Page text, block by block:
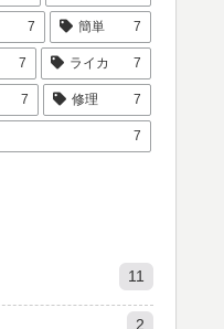
7 簡単 7
7 ライカ 7
7 修理 7
7
11
2